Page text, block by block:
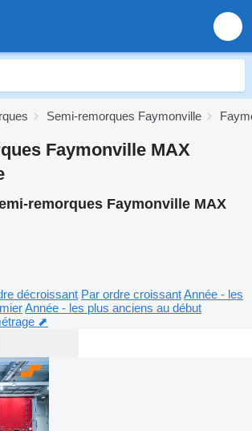
Semi-remorques Faymonville
Faymonville MAX
remorques Faymonville MAX
décroissant Par ordre croissantAnnée - les
Année - les plus anciens au début
⬈